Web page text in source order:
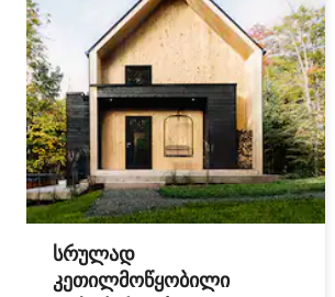
სრულად
კეთილმოწყობილი